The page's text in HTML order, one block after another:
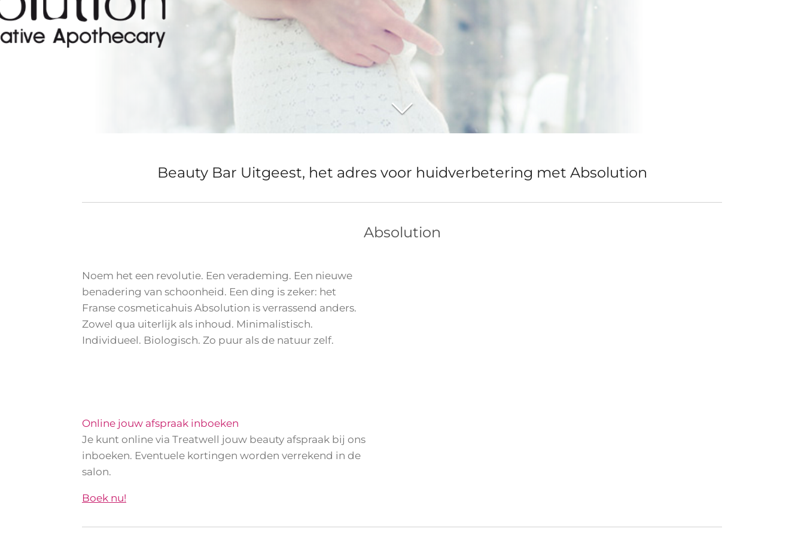
Beauty Bar Uitgeest, het adres voor huidverbetering met Absolution
Absolution
Noem het een revolutie. Een verademing. Een nieuwe
benadering van schoonheid. Een ding is zeker: het
Franse cosmeticahuis Absolution is verrassend anders.
Zowel qua uiterlijk als inhoud. Minimalistisch.
Individueel. Biologisch. Zo puur als de natuur zelf.
Online jouw afspraak inboeken
Je kunt online via Treatwell jouw beauty afspraak bij ons
inboeken. Eventuele kortingen worden verrekend in de
salon.
Boek nu!